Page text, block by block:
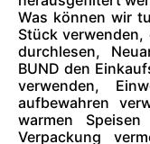
Was können wir
Stück
durchlesen,
BUND den
verwenden,
aufbewahren
warmen
Verpackung